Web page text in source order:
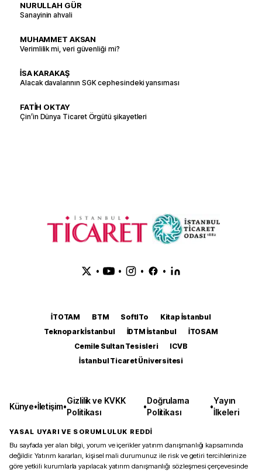
NURULLAH GÜR
Sanayinin ahvali
MUHAMMET AKSAN
Verimlilik mi, veri güvenliği mi?
İSA KARAKAŞ
Alacak davalarının SGK cephesindeki yansıması
FATİH OKTAY
Çin’in Dünya Ticaret Örgütü şikayetleri
• • • •
İTOTAM BTM SoftITo
Kitap İstanbul
Teknopark İstanbul
İDTM İstanbul
İTOSAM
Cemile Sultan Tesisleri
ICVB
İstanbul Ticaret Üniversitesi
Künye•İletişim•
Gizlilik ve KVKK
Politikası
•
Doğrulama
Politikası
•
Yayın
İlkeleri
YASAL UYARI VE SORUMLULUK REDDİ
Bu sayfada yer alan bilgi, yorum ve içerikler yatırım danışmanlığı kapsamında
değildir. Yatırım kararları, kişisel mali durumunuz ile risk ve getiri tercihlerinize
göre yetkili kurumlarla yapılacak yatırım danışmanlığı sözleşmesi çerçevesinde